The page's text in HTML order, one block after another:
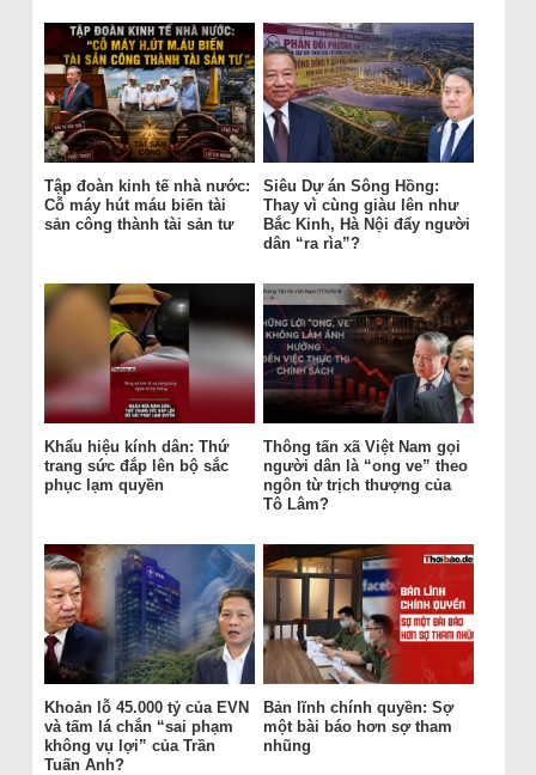
Tập đoàn kinh tế nhà nước:
Cỗ máy hút máu biến tài
sản công thành tài sản tư
Siêu Dự án Sông Hồng:
Thay vì cùng giàu lên như
Bắc Kinh, Hà Nội đẩy người
dân “ra rìa”?
Khẩu hiệu kính dân: Thứ
trang sức đắp lên bộ sắc
phục lạm quyền
Thông tấn xã Việt Nam gọi
người dân là “ong ve” theo
ngôn từ trịch thượng của
Tô Lâm?
Khoản lỗ 45.000 tỷ của EVN
và tấm lá chắn “sai phạm
không vụ lợi” của Trần
Tuấn Anh?
Bản lĩnh chính quyền: Sợ
một bài báo hơn sợ tham
nhũng